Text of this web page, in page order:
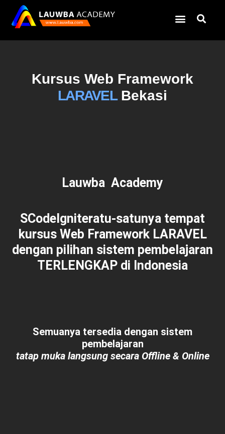
Kursus Web Framework
LARAVEL Bekasi
Lauwba Academy
SCodeIgniteratu-satunya tempat
kursus Web Framework LARAVEL
dengan pilihan sistem pembelajaran
TERLENGKAP di Indonesia
Semuanya tersedia dengan sistem
pembelajaran
tatap muka langsung secara Offline & Online